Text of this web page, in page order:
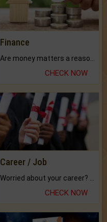
Finance
CHECK NOW
Career / Job
CHECK NOW